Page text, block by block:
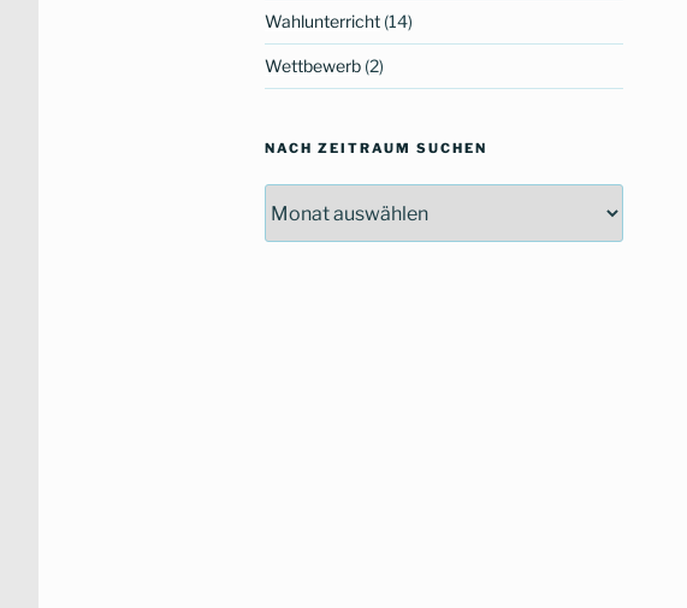
Wahlunterricht (14)
Wettbewerb (2)
NACH ZEITRAUM SUCHEN
Zeitraum
suchen